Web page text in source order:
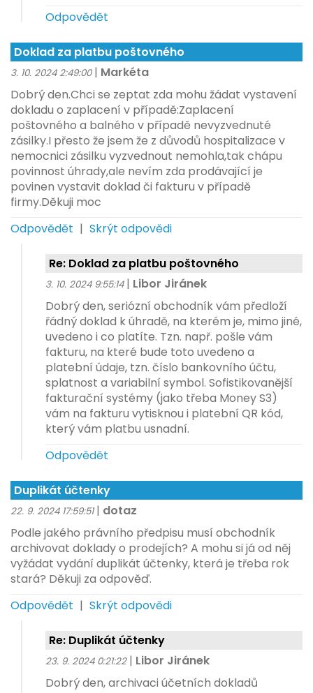
Odpovědět
Doklad za platbu poštovného
3. 10. 2024 2:49:00 | Markéta
Dobrý den.Chci se zeptat zda mohu žádat vystavení
dokladu o zaplacení v případě:Zaplacení
poštovného a balného v případě nevyzvednuté
zásilky.I přesto že jsem že z důvodů hospitalizace v
nemocnici zásilku vyzvednout nemohla,tak chápu
povinnost úhrady,ale nevím zda prodávající je
povinen vystavit doklad či fakturu v případě
firmy.Děkuji moc
Odpovědět | Skrýt odpovědi
Re: Doklad za platbu poštovného
3. 10. 2024 9:55:14 | Libor Jiránek
Dobrý den, seriózní obchodník vám předloží
řádný doklad k úhradě, na kterém je, mimo jiné,
uvedeno i co platíte. Tzn. např. pošle vám
fakturu, na které bude toto uvedeno a
platební údaje, tzn. číslo bankovního účtu,
splatnost a variabilní symbol. Sofistikovanější
fakturační systémy (jako třeba Money S3)
vám na fakturu vytisknou i platební QR kód,
který vám platbu usnadní.
Odpovědět
Duplikát účtenky
22. 9. 2024 17:59:51 | dotaz
Podle jakého právního předpisu musí obchodník
archivovat doklady o prodejích? A mohu si já od něj
vyžádat vydání duplikát účtenky, která je třeba rok
stará? Děkuji za odpověď.
Odpovědět | Skrýt odpovědi
Re: Duplikát účtenky
23. 9. 2024 0:21:22 | Libor Jiránek
Dobrý den, archivaci účetních dokladů